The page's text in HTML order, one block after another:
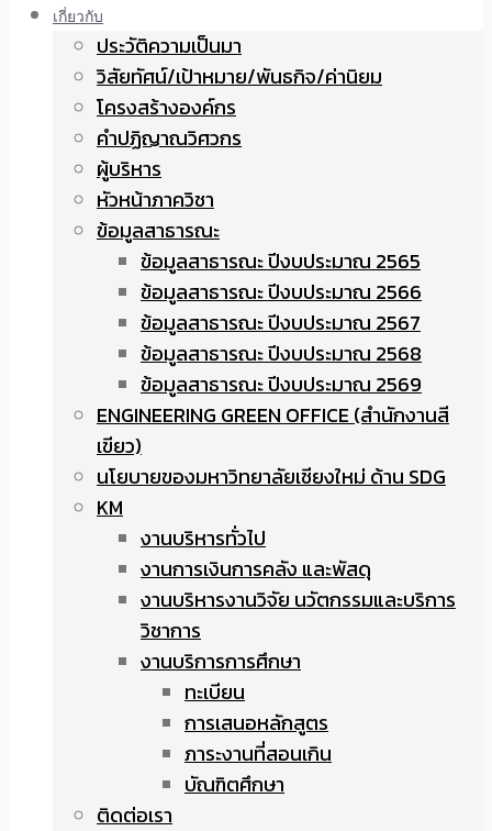
เกี่ยวกับ
ประวัติความเป็นมา
วิสัยทัศน์/เป้าหมาย/พันธกิจ/ค่านิยม
โครงสร้างองค์กร
คำปฏิญาณวิศวกร
ผู้บริหาร
หัวหน้าภาควิชา
ข้อมูลสาธารณะ
ข้อมูลสาธารณะ ปีงบประมาณ 2565
ข้อมูลสาธารณะ ปีงบประมาณ 2566
ข้อมูลสาธารณะ ปีงบประมาณ 2567
ข้อมูลสาธารณะ ปีงบประมาณ 2568
ข้อมูลสาธารณะ ปีงบประมาณ 2569
ENGINEERING GREEN OFFICE (สำนักงานสี
เขียว)
นโยบายของมหาวิทยาลัยเชียงใหม่ ด้าน SDG
KM
งานบริหารทั่วไป
งานการเงินการคลัง และพัสดุ
งานบริหารงานวิจัย นวัตกรรมและบริการ
วิชาการ
งานบริการการศึกษา
ทะเบียน
การเสนอหลักสูตร
ภาระงานที่สอนเกิน
บัณฑิตศึกษา
ติดต่อเรา